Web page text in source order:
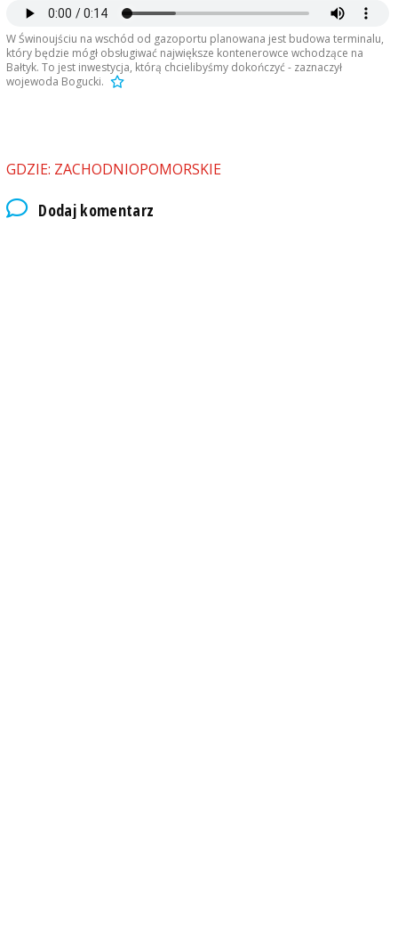
W Świnoujściu na wschód od gazoportu planowana jest budowa terminalu,
który będzie mógł obsługiwać największe kontenerowce wchodzące na
Bałtyk. To jest inwestycja, którą chcielibyśmy dokończyć - zaznaczył
wojewoda Bogucki.
GDZIE: ZACHODNIOPOMORSKIE
Dodaj komentarz